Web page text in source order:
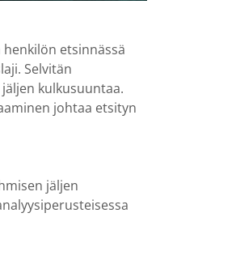
etsinnässä
Selvitän
kulkusuuntaa.
johtaa etsityn
jäljen